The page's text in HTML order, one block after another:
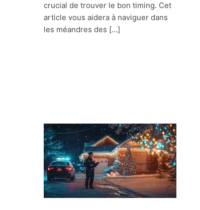
crucial de trouver le bon timing. Cet
article vous aidera à naviguer dans
les méandres des […]